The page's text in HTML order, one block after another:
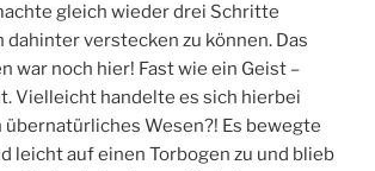
gleich wieder drei Schritte
dahinter verstecken zu können. Das
war noch hier! Fast wie ein Geist –
Vielleicht handelte es sich hierbei
Wesen?! Es bewegte
leicht auf einen Torbogen zu und blieb